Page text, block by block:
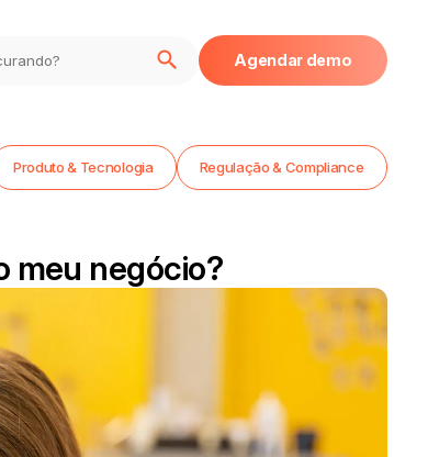
Agendar demo
Produto & Tecnologia Regulação & Compliance
meu negócio?